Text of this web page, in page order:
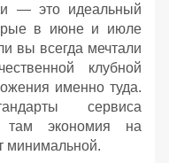
— это идеальный
в июне и июле
вы всегда мечтали
клубной
именно туда.
сервиса
там экономия на
минимальной.